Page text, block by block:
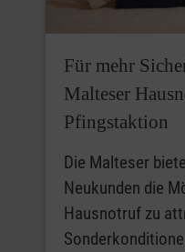
Für mehr
Malteser
Pfingstaktion
Die Malteser
Neukunden die
Hausnotruf zu